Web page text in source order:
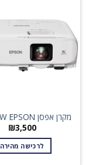
מקרן אפסן EB-982W EPSON
₪3,500
לרכישה מהירה